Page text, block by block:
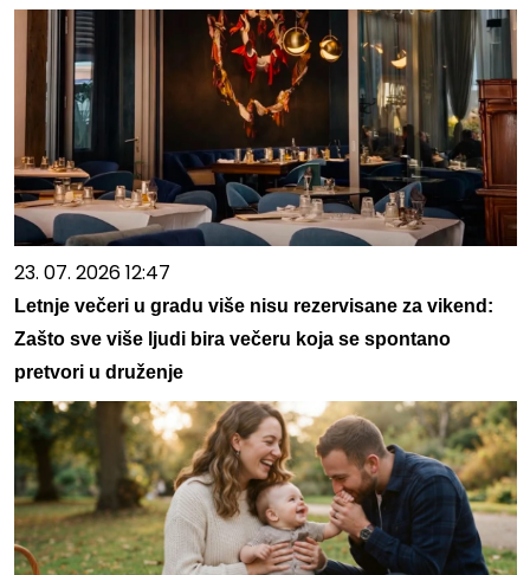
23. 07. 2026 12:47
Letnje večeri u gradu više nisu rezervisane za vikend:
Zašto sve više ljudi bira večeru koja se spontano
pretvori u druženje